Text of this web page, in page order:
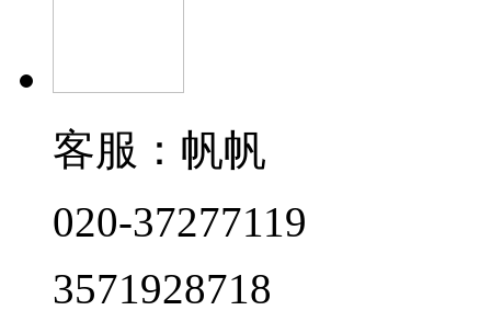
客服：帆帆
020-37277119
3571928718